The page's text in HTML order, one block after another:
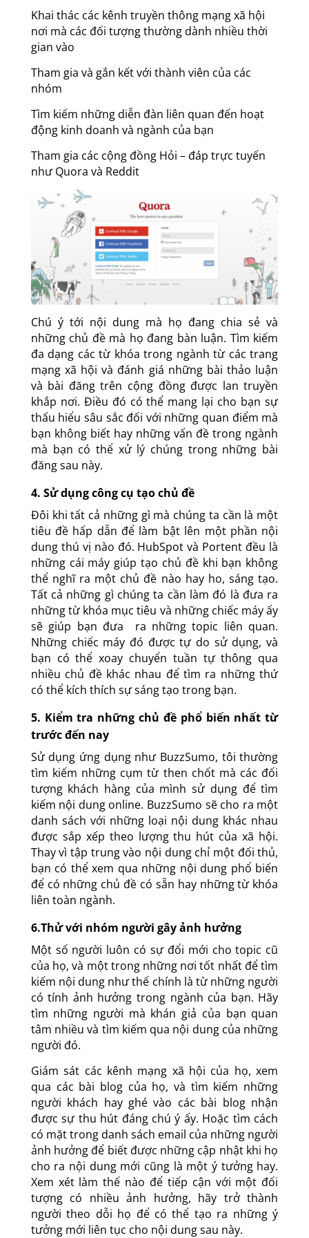
Khai thác các kênh truyền thông mạng xã hội
nơi mà các đối tượng thường dành nhiều thời
gian vào
Tham gia và gắn kết với thành viên của các
nhóm
Tìm kiếm những diễn đàn liên quan đến hoạt
động kinh doanh và ngành của bạn
Tham gia các cộng đồng Hỏi – đáp trực tuyến
như Quora và Reddit
Chú ý tới nội dung mà họ đang chia sẻ và
những chủ đề mà họ đang bàn luận. Tìm kiếm
đa dạng các từ khóa trong ngành từ các trang
mạng xã hội và đánh giá những bài thảo luận
và bài đăng trên cộng đồng được lan truyền
khắp nơi. Điều đó có thể mang lại cho bạn sự
thấu hiểu sâu sắc đối với những quan điểm mà
bạn không biết hay những vấn đề trong ngành
mà bạn có thể xử lý chúng trong những bài
đăng sau này.
4. Sử dụng công cụ tạo chủ đề
Đôi khi tất cả những gì mà chúng ta cần là một
tiêu đề hấp dẫn để làm bật lên một phần nội
dung thú vị nào đó. HubSpot và Portent đều là
những cái máy giúp tạo chủ đề khi bạn không
thể nghĩ ra một chủ đề nào hay ho, sáng tạo.
Tất cả những gì chúng ta cần làm đó là đưa ra
những từ khóa mục tiêu và những chiếc máy ấy
sẽ giúp bạn đưa ra những topic liên quan.
Những chiếc máy đó được tự do sử dụng, và
bạn có thể xoay chuyển tuần tự thông qua
nhiều chủ đề khác nhau để tìm ra những thứ
có thể kích thích sự sáng tạo trong bạn.
5. Kiểm tra những chủ đề phổ biến nhất từ
trước đến nay
Sử dụng ứng dụng như BuzzSumo, tôi thường
tìm kiếm những cụm từ then chốt mà các đối
tượng khách hàng của mình sử dụng để tìm
kiếm nội dung online. BuzzSumo sẽ cho ra một
danh sách với những loại nội dung khác nhau
được sắp xếp theo lượng thu hút của xã hội.
Thay vì tập trung vào nội dung chỉ một đối thủ,
bạn có thể xem qua những nội dung phổ biến
để có những chủ đề có sẵn hay những từ khóa
liên toàn ngành.
6.Thử với nhóm người gây ảnh hưởng
Một số người luôn có sự đổi mới cho topic cũ
của họ, và một trong những nơi tốt nhất để tìm
kiếm nội dung như thế chính là từ những người
có tính ảnh hưởng trong ngành của bạn. Hãy
tìm những người mà khán giả của bạn quan
tâm nhiều và tìm kiếm qua nội dung của những
người đó.
Giám sát các kênh mạng xã hội của họ, xem
qua các bài blog của họ, và tìm kiếm những
người khách hay ghé vào các bài blog nhận
được sự thu hút đáng chú ý ấy. Hoặc tìm cách
có mặt trong danh sách email của những người
ảnh hưởng để biết được những cập nhật khi họ
cho ra nội dung mới cũng là một ý tưởng hay.
Xem xét làm thế nào để tiếp cận với một đối
tượng có nhiều ảnh hưởng, hãy trở thành
người theo dỗi họ để có thể tạo ra những ý
tưởng mới liên tục cho nội dung sau này.